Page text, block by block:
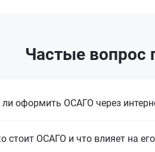
Частые вопрос
оформить ОСАГО через
стоит ОСАГО и что влияет на